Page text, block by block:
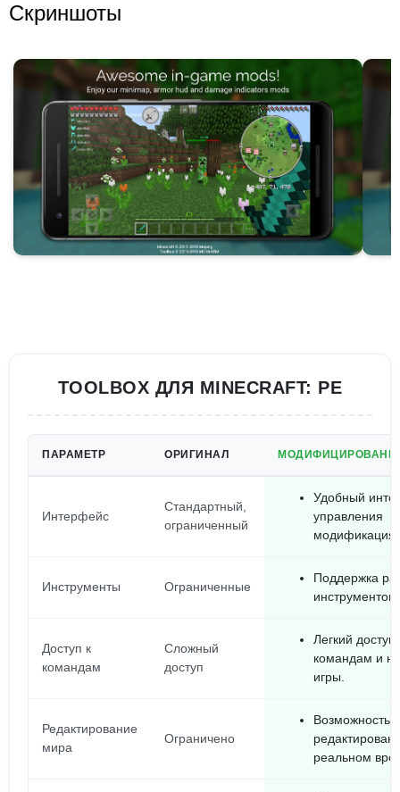
Скриншоты
TOOLBOX ДЛЯ MINECRAFT: PE
ПАРАМЕТР ОРИГИНАЛ
Интерфейс
Стандартный,
ограниченный
Удобный
управления
Инструменты Ограниченные
Поддержка
Доступ к
командам
Сложный
доступ
Легкий доступ
командам и
игры.
Редактирование
мира
Ограничено
Возможность
реальном